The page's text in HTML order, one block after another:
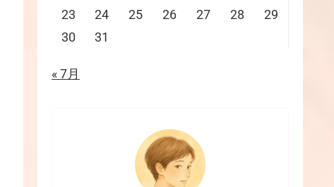
23
24 25 26 27 28
29
30
31
« 7月